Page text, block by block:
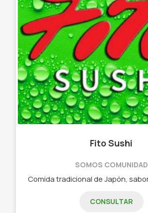
Fito Sushi
SOMOS COMUNIDAD
CONSULTAR